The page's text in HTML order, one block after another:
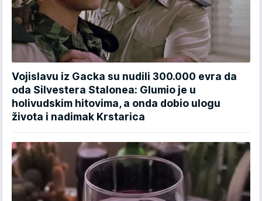
Vojislavu iz Gacka su nudili 300.000 evra da
oda Silvestera Stalonea: Glumio je u
holivudskim hitovima, a onda dobio ulogu
života i nadimak Krstarica